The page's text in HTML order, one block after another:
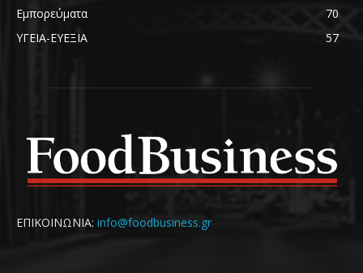
Εμπορεύματα
70
ΥΓΕΙΑ-ΕΥΕΞΙΑ
57
ΕΠΙΚΟΙΝΩΝΙΑ: info@foodbusiness.gr